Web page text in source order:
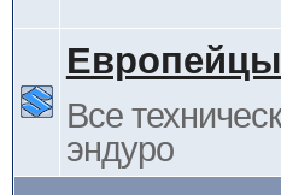
Европейцы
Все
эндуро